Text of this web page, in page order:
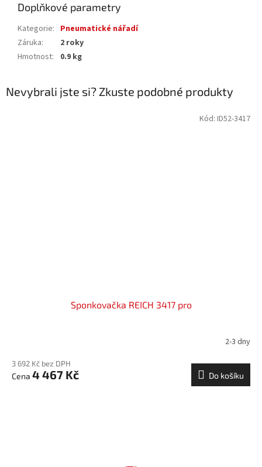
Doplňkové parametry
Kategorie: Pneumatické nářadí
Záruka:
2 roky
Hmotnost: 0.9 kg
Nevybrali jste si? Zkuste podobné produkty
Sponkovačka REICH 3417 pro
2-3 dny
3 692 Kč bez DPH
4 467 Kč Do košíku
Kód: ID52-3417